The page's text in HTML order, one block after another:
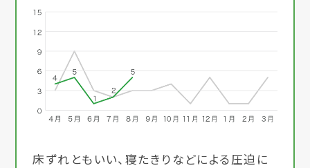
床ずれともいい、寝たきりなどによる圧迫に